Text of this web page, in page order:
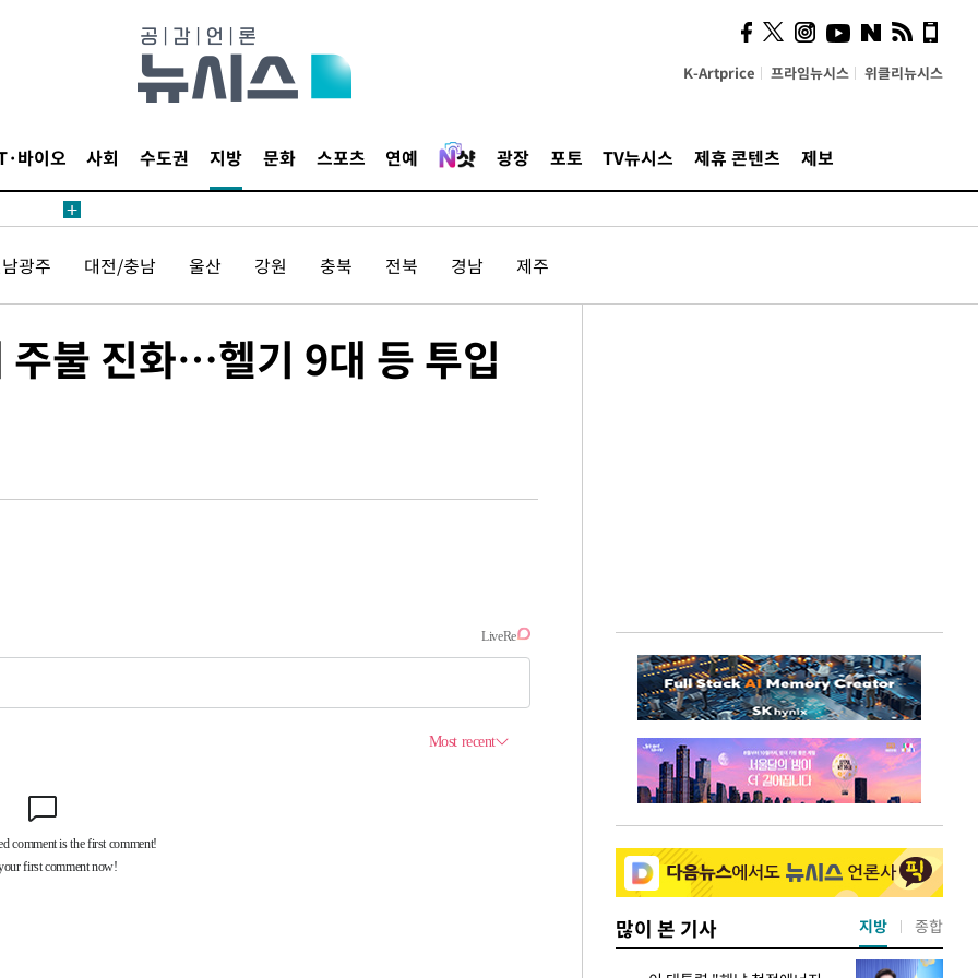
K-Artprice 프라임뉴시스 위클리뉴시스
바이오 사회 수도권 지방 문화 스포츠 연예 광장 포토 TV뉴시스 제휴 콘텐츠 제보
광주 대전/충남 울산 강원 충북 전북 경남 제주
불 진화…헬기 9대 등 투입
많이 본 기사 지방 종합